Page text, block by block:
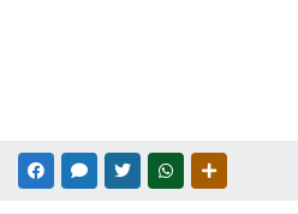
FACEBOOKMESSENGER
TWITTERWHATSAPP